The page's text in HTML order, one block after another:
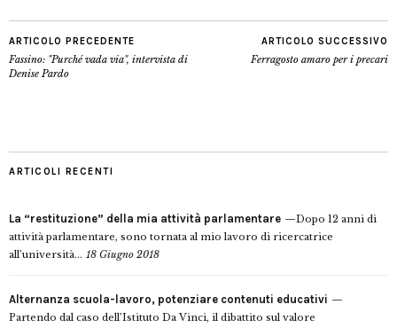
ARTICOLO PRECEDENTE
Fassino: "Purché vada via", intervista di
Denise Pardo
ARTICOLO SUCCESSIVO
Ferragosto amaro per i precari
ARTICOLI RECENTI
La “restituzione” della mia attività parlamentare
Dopo 12 anni di
attività parlamentare, sono tornata al mio lavoro di ricercatrice
all’università... 18 Giugno 2018
Alternanza scuola-lavoro, potenziare contenuti educativi
Partendo dal caso dell’Istituto Da Vinci, il dibattito sul valore